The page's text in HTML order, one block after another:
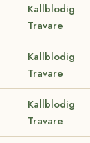
Kallblodig
Travare
Kallblodig
Travare
Kallblodig
Travare